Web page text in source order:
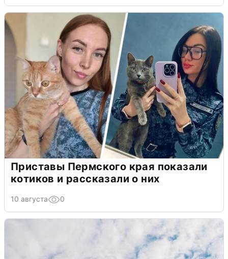
Приставы Пермского края показали
котиков и рассказали о них
10 августа 0